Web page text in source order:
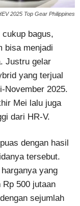
2025 Top Gear Philippines
bagus,
bisa menjadi
Justru gelar
yang terjual
November 2025.
Mei lalu juga
dari HR-V.
dengan hasil
tersebut.
yang
Rp 500 jutaan
sejumlah